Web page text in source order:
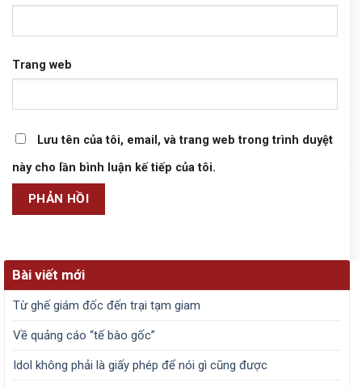
Trang web
Lưu tên của tôi, email, và trang web trong trình duyệt
này cho lần bình luận kế tiếp của tôi.
Bài viết mới
Từ ghế giám đốc đến trại tạm giam
Về quảng cáo “tế bào gốc”
Idol không phải là giấy phép để nói gì cũng được